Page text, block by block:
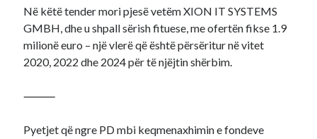
Në këtë tender mori pjesë vetëm XION IT SYSTEMS
GMBH, dhe u shpall sërish fituese, me ofertën fikse 1.9
milionë euro – një vlerë që është përsëritur në vitet
2020, 2022 dhe 2024 për të njëjtin shërbim.
⸻
Pyetjet që ngre PD mbi keqmenaxhimin e fondeve